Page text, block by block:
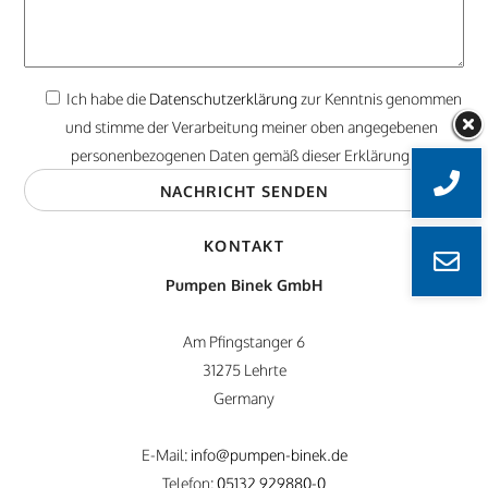
Ich habe die Datenschutzerklärung zur Kenntnis genommen
und stimme der Verarbeitung meiner oben angegebenen
personenbezogenen Daten gemäß dieser Erklärung zu.
KONTAKT
Pumpen Binek GmbH
Am Pfingstanger 6
31275 Lehrte
Germany
E-Mail: info@pumpen-binek.de
Telefon:05132 929880-0